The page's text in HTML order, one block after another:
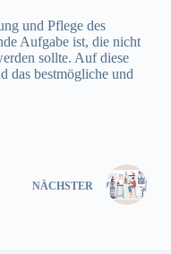
und Pflege des
Aufgabe ist, die nicht
sollte. Auf diese
das bestmögliche und
NÄCHSTER